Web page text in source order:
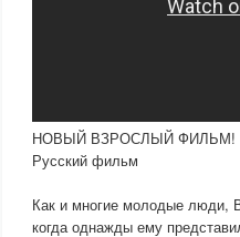
НОВЫЙ ВЗРОСЛЫЙ ФИЛЬМ!
Русский фильм
Как и многие молодые люди,
когда однажды ему